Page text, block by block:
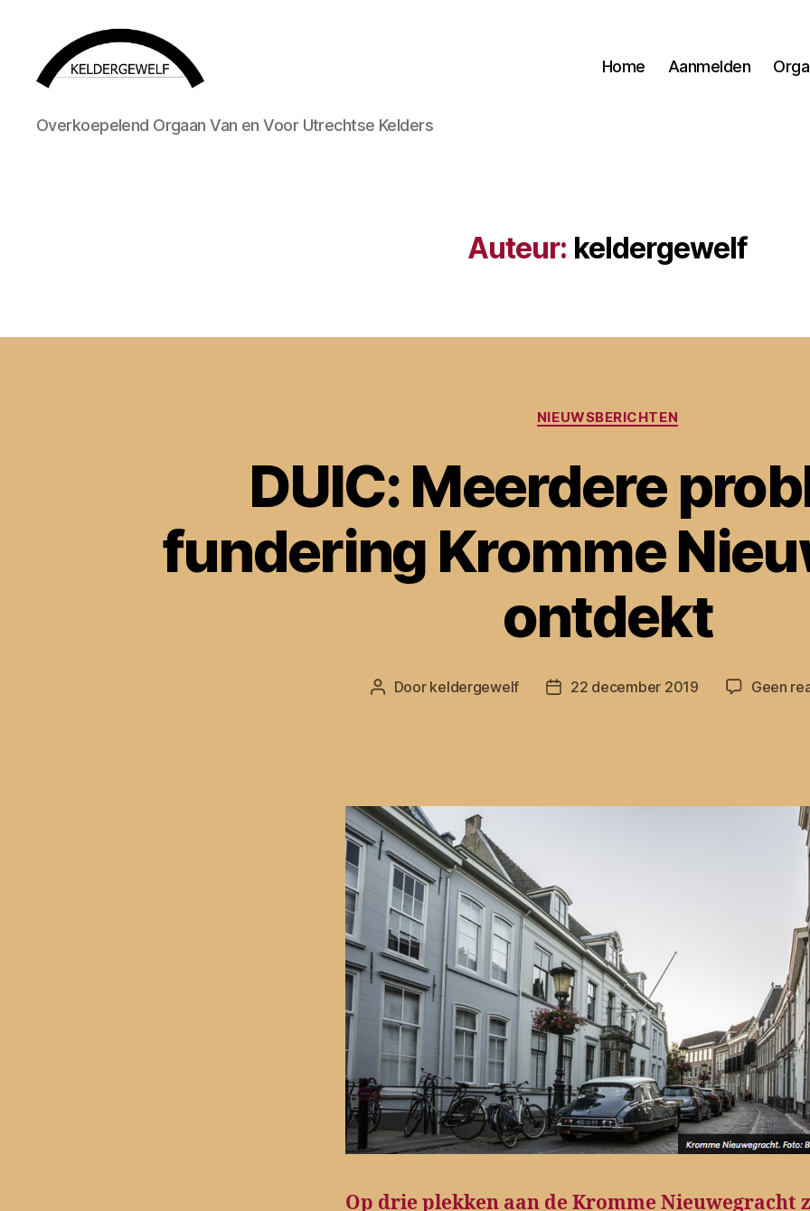
KELDERGEWELF
Overkoepelend Orgaan Van en Voor Utrechtse Kelders
Home Aanmelden
Auteur: keldergewelf
Categorieën
NIEUWSBERICHTEN
DUIC: Meerdere
fundering Kromme
ontdekt
Berichtauteur
Door keldergewelf Berichtdatum
22 december 2019 Geen
Op drie plekken aan de Kromme Nieuwegracht